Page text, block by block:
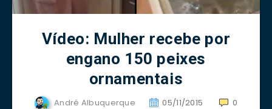
Vídeo: Mulher recebe por
engano 150 peixes
ornamentais
André Albuquerque 05/11/2015 0